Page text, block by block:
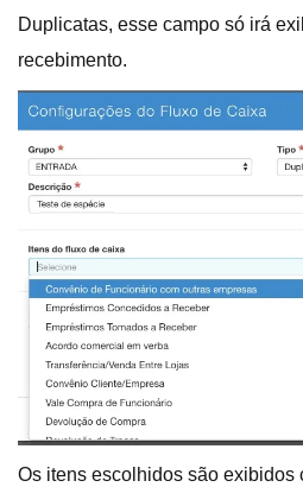
Duplicatas, esse campo só irá
recebimento.
Os itens escolhidos são exibidos